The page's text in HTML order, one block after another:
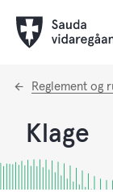
Du
Reglement og
Klage